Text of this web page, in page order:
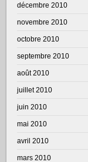
décembre 2010
novembre 2010
octobre 2010
septembre 2010
août 2010
juillet 2010
juin 2010
mai 2010
avril 2010
mars 2010